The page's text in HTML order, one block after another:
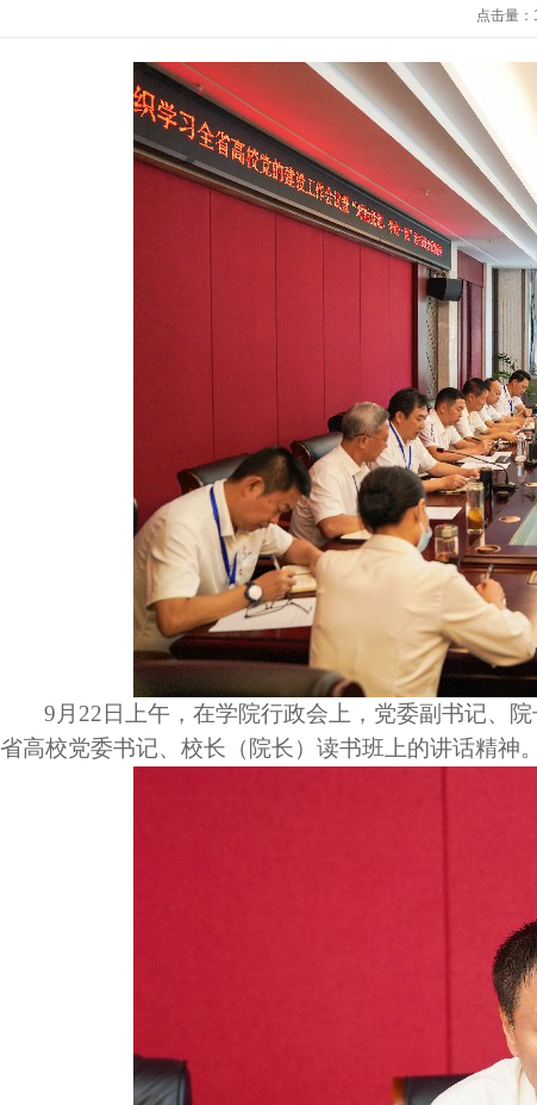
点击量
9月22日上午，在学院行政会上，党委副书记、
省高校党委书记、校长（院长）读书班上的讲话精神。